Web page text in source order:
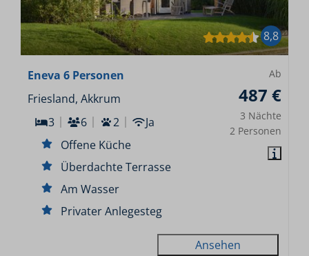
8,8
Ab
487 €
3 Nächte
2 Personen
Eneva 6 Personen
Friesland, Akkrum
3
6 2
Ja
Offene Küche
Überdachte Terrasse
Am Wasser
Privater Anlegesteg
Ansehen